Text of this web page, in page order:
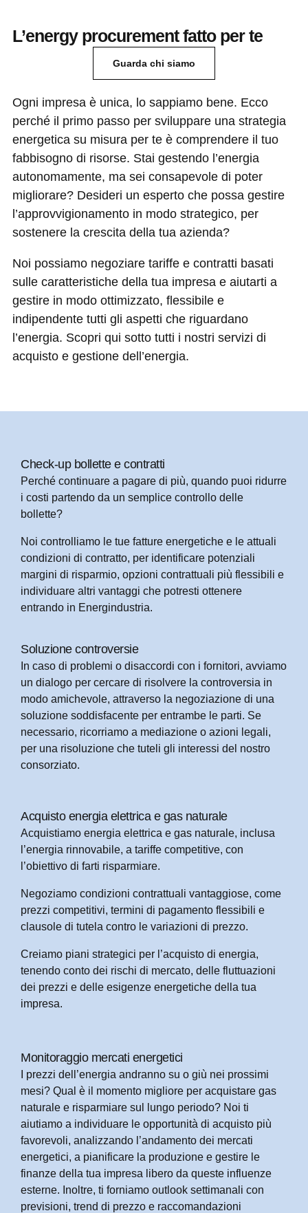
L’energy procurement fatto per te
Guarda chi siamo
Ogni impresa è unica, lo sappiamo bene. Ecco
perché il primo passo per sviluppare una strategia
energetica su misura per te è comprendere il tuo
fabbisogno di risorse. Stai gestendo l’energia
autonomamente, ma sei consapevole di poter
migliorare? Desideri un esperto che possa gestire
l’approvvigionamento in modo strategico, per
sostenere la crescita della tua azienda?
Noi possiamo negoziare tariffe e contratti basati
sulle caratteristiche della tua impresa e aiutarti a
gestire in modo ottimizzato, flessibile e
indipendente tutti gli aspetti che riguardano
l’energia. Scopri qui sotto tutti i nostri servizi di
acquisto e gestione dell’energia.
Check-up bollette e contratti ​
Perché continuare a pagare di più, quando puoi ridurre
i costi partendo da un semplice controllo delle
bollette?
Noi controlliamo le tue fatture energetiche e le attuali
condizioni di contratto, per identificare potenziali
margini di risparmio, opzioni contrattuali più flessibili e
individuare altri vantaggi che potresti ottenere
entrando in Energindustria.
Soluzione controversie
In caso di problemi o disaccordi con i fornitori, avviamo
un dialogo per cercare di risolvere la controversia in
modo amichevole, attraverso la negoziazione di una
soluzione soddisfacente per entrambe le parti. Se
necessario, ricorriamo a mediazione o azioni legali,
per una risoluzione che tuteli gli interessi del nostro
consorziato.
Acquisto energia elettrica e gas naturale
Acquistiamo energia elettrica e gas naturale, inclusa
l’energia rinnovabile, a tariffe competitive, con
l’obiettivo di farti risparmiare.
Negoziamo condizioni contrattuali vantaggiose, come
prezzi competitivi, termini di pagamento flessibili e
clausole di tutela contro le variazioni di prezzo.
Creiamo piani strategici per l’acquisto di energia,
tenendo conto dei rischi di mercato, delle fluttuazioni
dei prezzi e delle esigenze energetiche della tua
impresa.
Monitoraggio mercati energetici
I prezzi dell’energia andranno su o giù nei prossimi
mesi? Qual è il momento migliore per acquistare gas
naturale e risparmiare sul lungo periodo? Noi ti
aiutiamo a individuare le opportunità di acquisto più
favorevoli, analizzando l’andamento dei mercati
energetici, a pianificare la produzione e gestire le
finanze della tua impresa libero da queste influenze
esterne. Inoltre, ti forniamo outlook settimanali con
previsioni, trend di prezzo e raccomandazioni